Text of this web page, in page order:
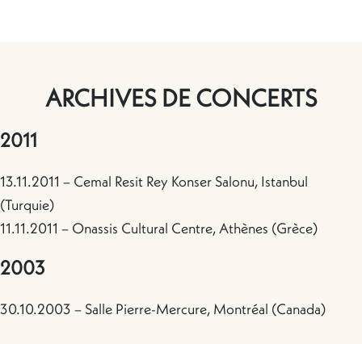
ARCHIVES DE CONCERTS
2011
13.11.2011 – Cemal Resit Rey Konser Salonu, Istanbul
(Turquie)
11.11.2011 – Onassis Cultural Centre, Athènes (Grèce)
2003
30.10.2003 – Salle Pierre-Mercure, Montréal (Canada)